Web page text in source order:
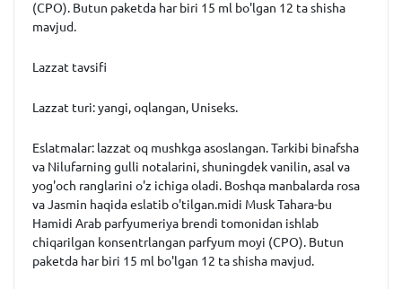
(CPO). Butun paketda har biri 15 ml bo'lgan 12 ta shisha
mavjud.
Lazzat tavsifi
Lazzat turi: yangi, oqlangan, Uniseks.
Eslatmalar: lazzat oq mushkga asoslangan. Tarkibi binafsha
va Nilufarning gulli notalarini, shuningdek vanilin, asal va
yog'och ranglarini o'z ichiga oladi. Boshqa manbalarda rosa
va Jasmin haqida eslatib o'tilgan.midi Musk Tahara-bu
Hamidi Arab parfyumeriya brendi tomonidan ishlab
chiqarilgan konsentrlangan parfyum moyi (CPO). Butun
paketda har biri 15 ml bo'lgan 12 ta shisha mavjud.